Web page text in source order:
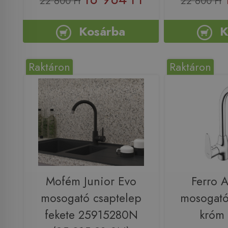
Kosárba
Raktáron
Mofém Junior Evo
mosogató csaptelep
fekete 25915280N
Raktáron
Ferro